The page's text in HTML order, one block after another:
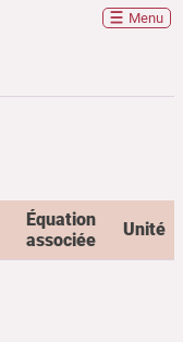
Menu
Équation
associée
Unité